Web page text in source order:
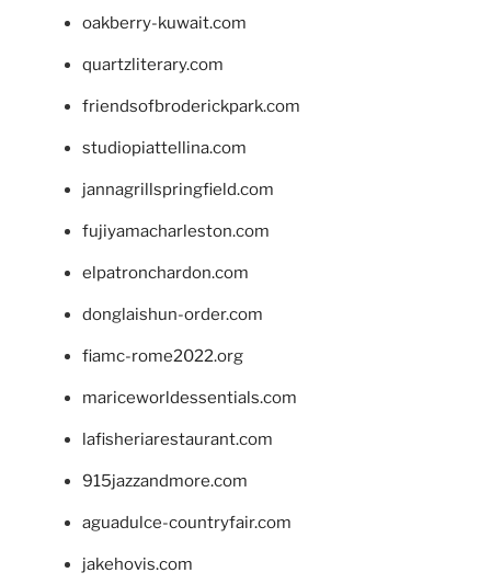
oakberry-kuwait.com
quartzliterary.com
friendsofbroderickpark.com
studiopiattellina.com
jannagrillspringfield.com
fujiyamacharleston.com
elpatronchardon.com
donglaishun-order.com
fiamc-rome2022.org
mariceworldessentials.com
lafisheriarestaurant.com
915jazzandmore.com
aguadulce-countryfair.com
jakehovis.com